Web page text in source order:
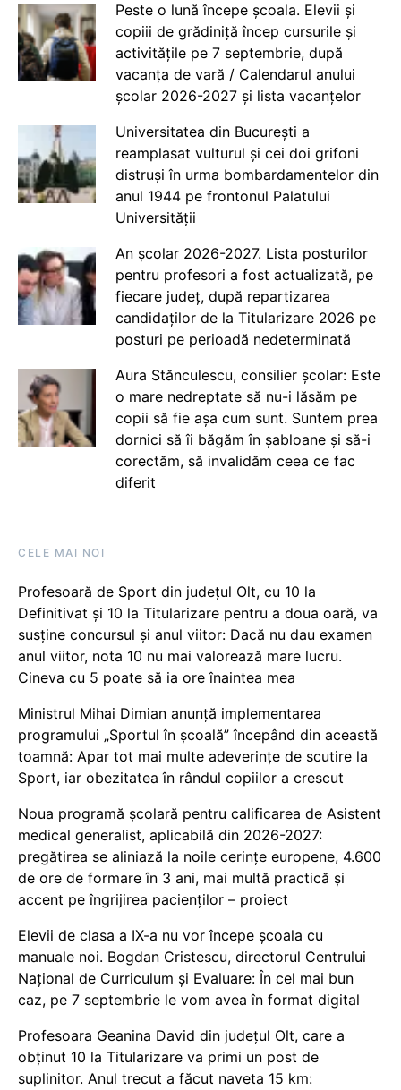
Peste o lună începe școala. Elevii și
copiii de grădiniță încep cursurile și
activitățile pe 7 septembrie, după
vacanța de vară / Calendarul anului
școlar 2026-2027 și lista vacanțelor
Universitatea din București a
reamplasat vulturul și cei doi grifoni
distruși în urma bombardamentelor din
anul 1944 pe frontonul Palatului
Universității
An școlar 2026-2027. Lista posturilor
pentru profesori a fost actualizată, pe
fiecare județ, după repartizarea
candidaților de la Titularizare 2026 pe
posturi pe perioadă nedeterminată
Aura Stănculescu, consilier școlar: Este
o mare nedreptate să nu-i lăsăm pe
copii să fie așa cum sunt. Suntem prea
dornici să îi băgăm în șabloane și să-i
corectăm, să invalidăm ceea ce fac
diferit
CELE MAI NOI
Profesoară de Sport din județul Olt, cu 10 la
Definitivat și 10 la Titularizare pentru a doua oară, va
susține concursul și anul viitor: Dacă nu dau examen
anul viitor, nota 10 nu mai valorează mare lucru.
Cineva cu 5 poate să ia ore înaintea mea
Ministrul Mihai Dimian anunță implementarea
programului „Sportul în școală” începând din această
toamnă: Apar tot mai multe adeverințe de scutire la
Sport, iar obezitatea în rândul copiilor a crescut
Noua programă școlară pentru calificarea de Asistent
medical generalist, aplicabilă din 2026-2027:
pregătirea se aliniază la noile cerințe europene, 4.600
de ore de formare în 3 ani, mai multă practică și
accent pe îngrijirea pacienților – proiect
Elevii de clasa a IX-a nu vor începe școala cu
manuale noi. Bogdan Cristescu, directorul Centrului
Național de Curriculum și Evaluare: În cel mai bun
caz, pe 7 septembrie le vom avea în format digital
Profesoara Geanina David din județul Olt, care a
obținut 10 la Titularizare va primi un post de
suplinitor. Anul trecut a făcut naveta 15 km: